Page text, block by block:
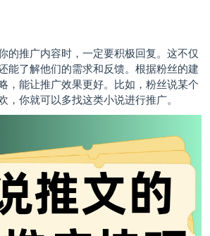
的推广内容时，一定要积极回复。这不仅
能了解他们的需求和反馈。根据粉丝的建
，能让推广效果更好。比如，粉丝说某个
，你就可以多找这类小说进行推广。